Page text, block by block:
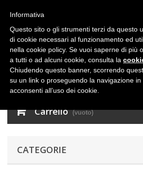
Carrello (vuoto)
CATEGORIE
Informativa
Questo sito o gli strumenti terzi da questo
di cookie necessari al funzionamento ed
nella cookie policy. Se vuoi saperne di più
a tutti o ad alcuni cookie, consulta la
Chiudendo questo banner, scorrendo
su un link o proseguendo la navigazione in
acconsenti all’uso dei cookie.